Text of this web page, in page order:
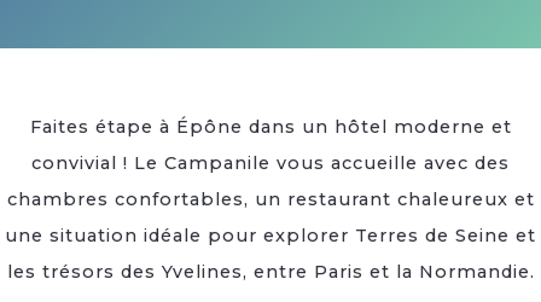
Faites étape à Épône dans un hôtel moderne et
convivial ! Le Campanile vous accueille avec des
chambres confortables, un restaurant chaleureux et
une situation idéale pour explorer Terres de Seine et
les trésors des Yvelines, entre Paris et la Normandie.